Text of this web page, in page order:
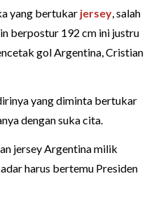
yang bertukar jersey, salah
berpostur 192 cm ini justru
gol Argentina, Cristian
yang diminta bertukar
dengan suka cita.
jersey Argentina milik
harus bertemu Presiden